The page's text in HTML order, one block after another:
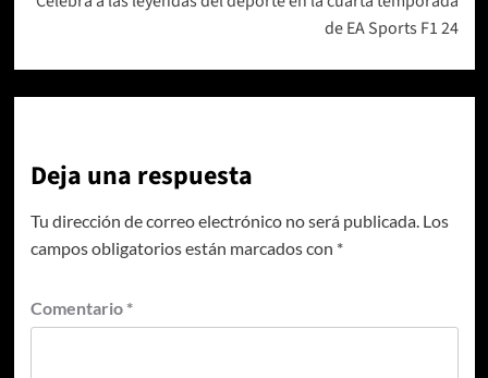
de EA Sports F1 24
Deja una respuesta
Tu dirección de correo electrónico no será publicada. Los
campos obligatorios están marcados con *
Comentario *